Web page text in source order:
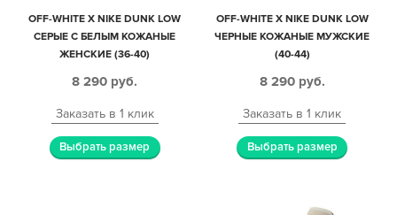
OFF-WHITE X NIKE DUNK LOW
СЕРЫЕ С БЕЛЫМ КОЖАНЫЕ
ЖЕНСКИЕ (36-40)
8 290 руб.
Заказать в 1 клик
Выбрать размер
OFF-WHITE X NIKE DUNK LOW
ЧЕРНЫЕ КОЖАНЫЕ МУЖСКИЕ
(40-44)
8 290 руб.
Заказать в 1 клик
Выбрать размер